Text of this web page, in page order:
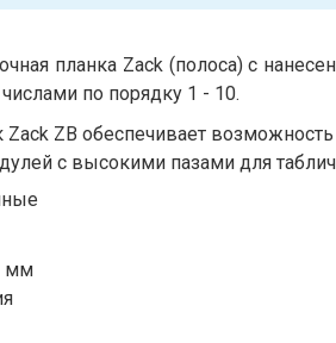
планка Zack (полоса) с
по порядку 1 - 10.
Zack ZB обеспечивает
с высокими пазами для
мм